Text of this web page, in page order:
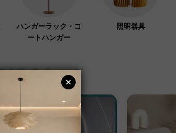
ハンガーラック・コ
ートハンガー
照明器具